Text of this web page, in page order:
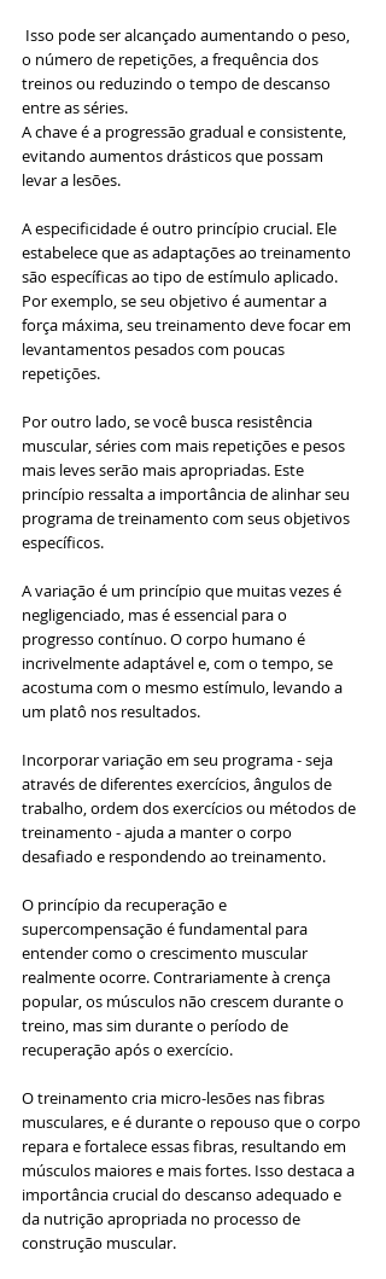
o número de repetições, a frequência dos
treinos ou reduzindo o tempo de descanso
entre as séries.
A chave é a progressão gradual e consistente,
evitando aumentos drásticos que possam
levar a lesões.
A especificidade é outro princípio crucial. Ele
estabelece que as adaptações ao treinamento
são específicas ao tipo de estímulo aplicado.
Por exemplo, se seu objetivo é aumentar a
força máxima, seu treinamento deve focar em
levantamentos pesados com poucas
repetições.
Por outro lado, se você busca resistência
muscular, séries com mais repetições e pesos
mais leves serão mais apropriadas. Este
princípio ressalta a importância de alinhar seu
programa de treinamento com seus objetivos
específicos.
A variação é um princípio que muitas vezes é
negligenciado, mas é essencial para o
progresso contínuo. O corpo humano é
incrivelmente adaptável e, com o tempo, se
acostuma com o mesmo estímulo, levando a
um platô nos resultados.
Incorporar variação em seu programa - seja
através de diferentes exercícios, ângulos de
trabalho, ordem dos exercícios ou métodos de
treinamento - ajuda a manter o corpo
desafiado e respondendo ao treinamento.
O princípio da recuperação e
supercompensação é fundamental para
entender como o crescimento muscular
realmente ocorre. Contrariamente à crença
popular, os músculos não crescem durante o
treino, mas sim durante o período de
recuperação após o exercício.
O treinamento cria micro-lesões nas fibras
musculares, e é durante o repouso que o corpo
repara e fortalece essas fibras, resultando em
músculos maiores e mais fortes. Isso destaca a
importância crucial do descanso adequado e
da nutrição apropriada no processo de
construção muscular.